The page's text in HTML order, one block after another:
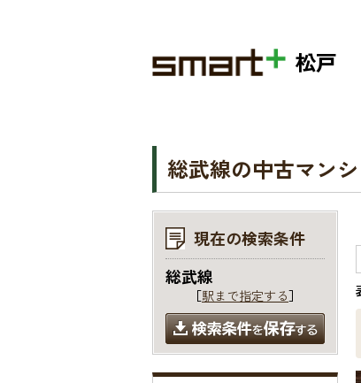
松戸
総武線の中古マン
現在の検索条件
総武線
［駅まで指定する］